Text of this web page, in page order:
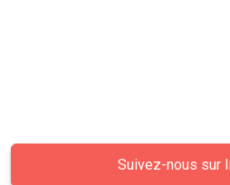
Suivez-nous sur